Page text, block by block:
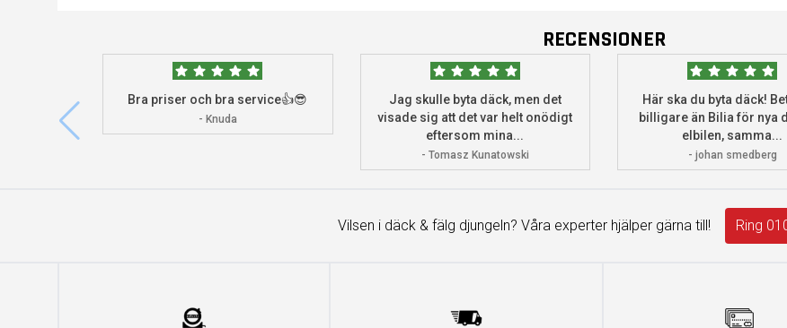
RECENSIONER
Bra priser och bra service👍😎
- Knuda
Jag skulle byta däck, men det
visade sig att det var helt onödigt
eftersom mina...
- Tomasz Kunatowski
Här ska du byta däck!
billigare än Bilia för nya
elbilen, samma...
- johan smedberg
Vilsen i däck & fälg djungeln? Våra experter hjälper gärna till! Ring